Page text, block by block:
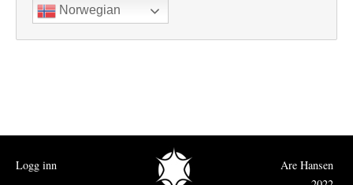
Norwegian
Logg inn
Are Hansen